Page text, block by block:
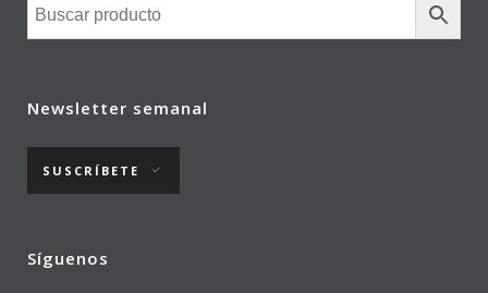
Newsletter semanal
SUSCRÍBETE
Síguenos